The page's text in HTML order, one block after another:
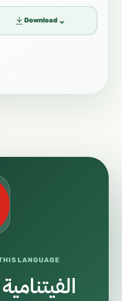
Download ⌄
LANGUAGE